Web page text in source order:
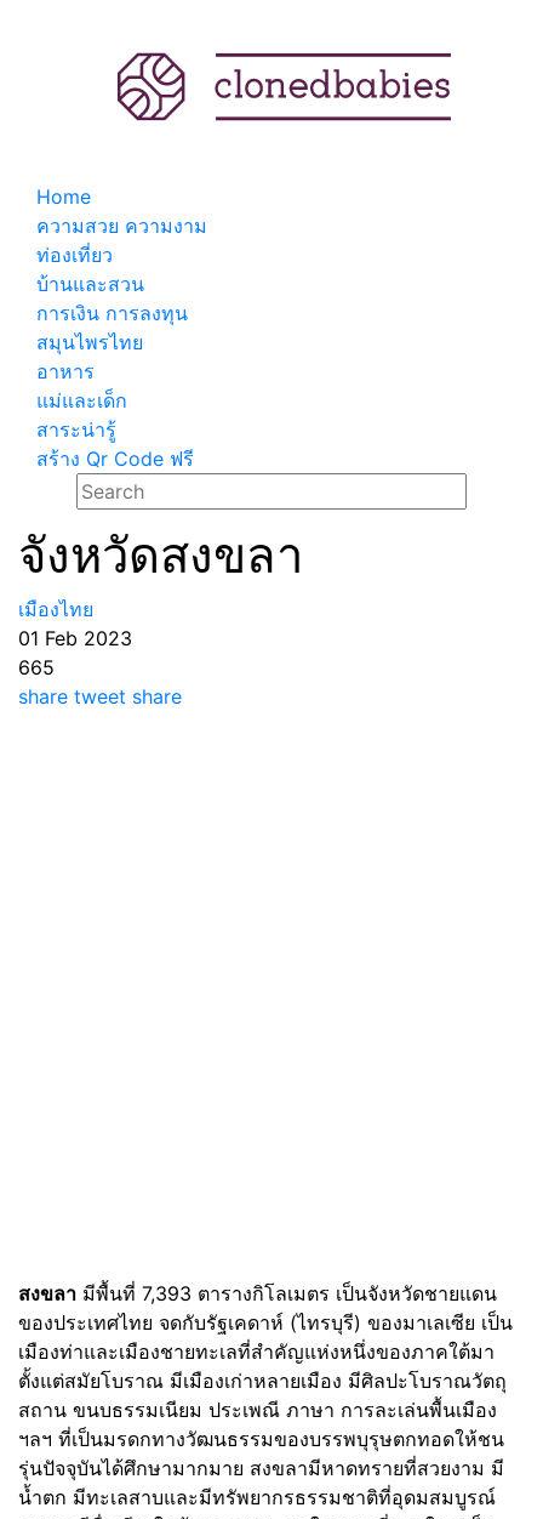
Home
ความสวย ความงาม
ท่องเที่ยว
บ้านและสวน
การเงิน การลงทุน
สมุนไพรไทย
อาหาร
แม่และเด็ก
สาระน่ารู้
สร้าง Qr Code ฟรี
จังหวัดสงขลา
เมืองไทย
01 Feb 2023
665
share tweet share
สงขลา มีพื้นที่ 7,393 ตารางกิโลเมตร เป็นจังหวัดชายแดน
ของประเทศไทย จดกับรัฐเคดาห์ (ไทรบุรี) ของมาเลเซีย เป็น
เมืองท่าและเมืองชายทะเลที่สำคัญแห่งหนึ่งของภาคใต้มา
ตั้งแต่สมัยโบราณ มีเมืองเก่าหลายเมือง มีศิลปะโบราณวัตถุ
สถาน ขนบธรรมเนียม ประเพณี ภาษา การละเล่นพื้นเมือง
ฯลฯ ที่เป็นมรดกทางวัฒนธรรมของบรรพบุรุษตกทอดให้ชน
รุ่นปัจจุบันได้ศึกษามากมาย สงขลามีหาดทรายที่สวยงาม มี
น้ำตก มีทะเลสาบและมีทรัพยากรธรรมชาติที่อุดมสมบูรณ์